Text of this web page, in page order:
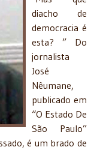
diacho de
democracia é
esta? ” Do
jornalista
José
Nêumane,
publicado em
“O Estado De
São Paulo”
é um brado de